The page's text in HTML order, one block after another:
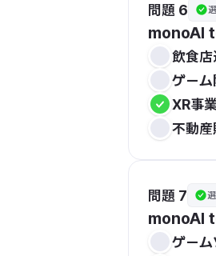
問題 6
monoAI
飲食店
ゲーム
XR事
不動
問題 7
monoAI
ゲーム